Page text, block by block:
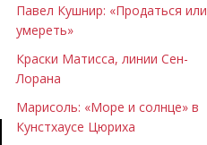
Павел Кушнир: «Продаться или
умереть»
Краски Матисса, линии Сен-
Лорана
Марисоль: «Море и солнце» в
Кунстхаусе Цюриха